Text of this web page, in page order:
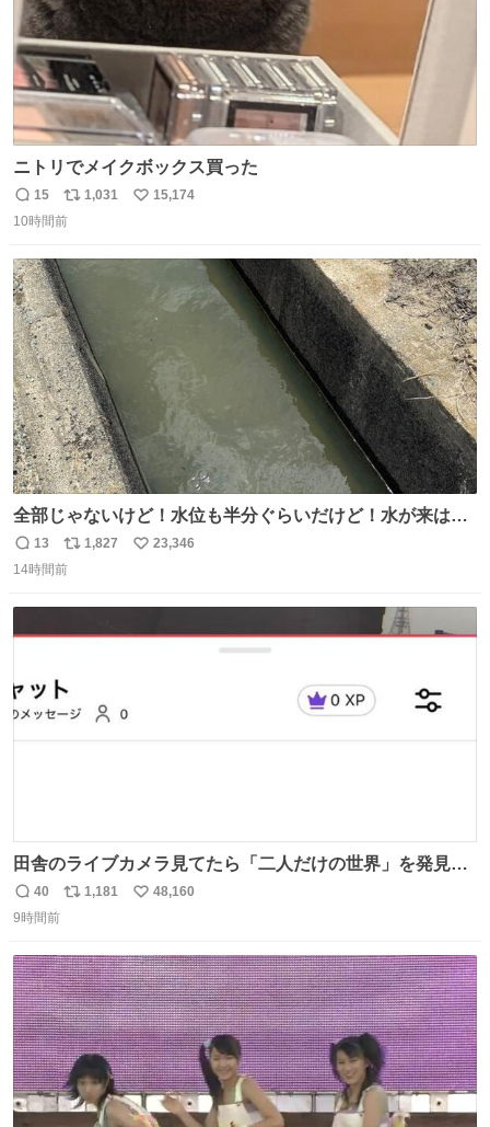
ニトリでメイクボックス買った
返
信
15
リ
ポ
ト
数
1,031
い
15,174
10時間前
全部じゃないけど！水位も半分ぐらいだけど！水が来はじ
めたよ！！！ 作業してくれた方々ありがとーーー
ー！！！！！！！！！！！！！！！！！！！！！！！！！
返
信
13
リ
ポ
1,827
い
23,346
14時間前
田舎のライブカメラ見てたら「二人だけの世界」を発見し
た
返
信
40
リ
ト
数
1,181
い
数
48,160
9時間前